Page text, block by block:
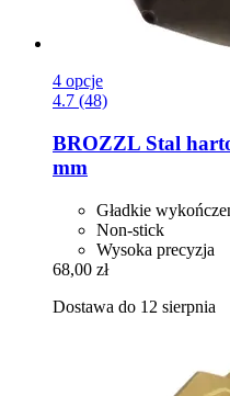
4 opcje
4.7 (48)
BROZZL Stal
mm
Gładkie
Non-stick
Wysoka precyzja
68,00 zł
Dostawa do 12 sierpnia